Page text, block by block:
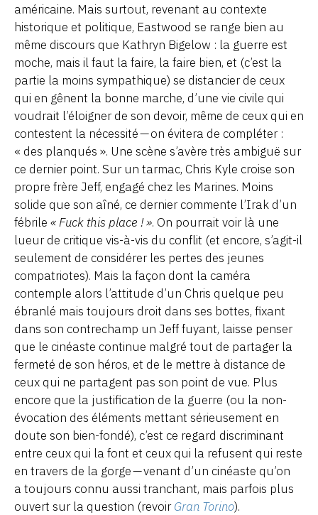
américaine. Mais surtout, revenant au contexte
historique et politique, Eastwood se range bien au
même discours que Kathryn Bigelow : la guerre est
moche, mais il faut la faire, la faire bien, et (c’est la
partie la moins sympathique) se distancier de ceux
qui en gênent la bonne marche, d’une vie civile qui
voudrait l’éloigner de son devoir, même de ceux qui en
contestent la nécessité — on évitera de compléter :
« des planqués ». Une scène s’avère très ambiguë sur
ce dernier point. Sur un tarmac, Chris Kyle croise son
propre frère Jeff, engagé chez les Marines. Moins
solide que son aîné, ce dernier commente l’Irak d’un
fébrile « Fuck this place ! ». On pourrait voir là une
lueur de critique vis-à-vis du conflit (et encore, s’agit-il
seulement de considérer les pertes des jeunes
compatriotes). Mais la façon dont la caméra
contemple alors l’attitude d’un Chris quelque peu
ébranlé mais toujours droit dans ses bottes, fixant
dans son contrechamp un Jeff fuyant, laisse penser
que le cinéaste continue malgré tout de partager la
fermeté de son héros, et de le mettre à distance de
ceux qui ne partagent pas son point de vue. Plus
encore que la justification de la guerre (ou la non-
évocation des éléments mettant sérieusement en
doute son bien-fondé), c’est ce regard discriminant
entre ceux qui la font et ceux qui la refusent qui reste
en travers de la gorge — venant d’un cinéaste qu’on
a toujours connu aussi tranchant, mais parfois plus
ouvert sur la question (revoirGran Torino).